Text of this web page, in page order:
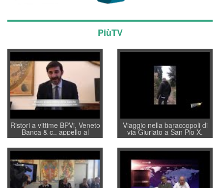
PiùTV
Ristori a vittime BPVi, Veneto
Banca & c., appello al
sottosegretario Alessio
Villarosa: per mettere ordine
convochi con Di Maio CNCU
a supporto della cabina di
regia al Mef
Viaggio nella baraccopoli di
via Giuriato a San Pio X.
Vicenza ai Vicentini: “faremo
un regalo di Natale ai
residenti”